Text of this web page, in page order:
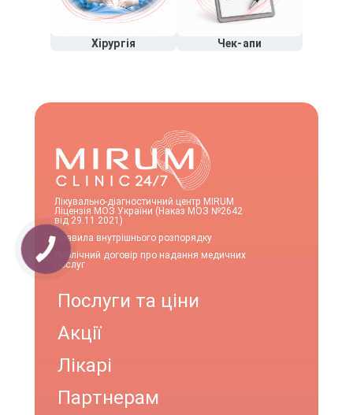
Хірургія Чек-апи
Лікувально-діагностичний центр MIRUM
Ліцензія МОЗ України (Наказ МОЗ №2642
від 29.11.2021)
Правила внутрішнього розпорядку
Публічний договір про надання медичних
послуг
Послуги та ціни
Акції
Лікарі
Партнерам